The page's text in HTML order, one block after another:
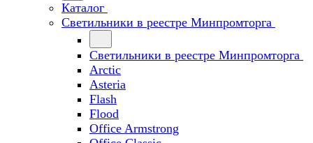
Каталог
Светильники в реестре Минпромторга
Светильники в реестре Минпромторга
Arctic
Asteria
Flash
Flood
Office Armstrong